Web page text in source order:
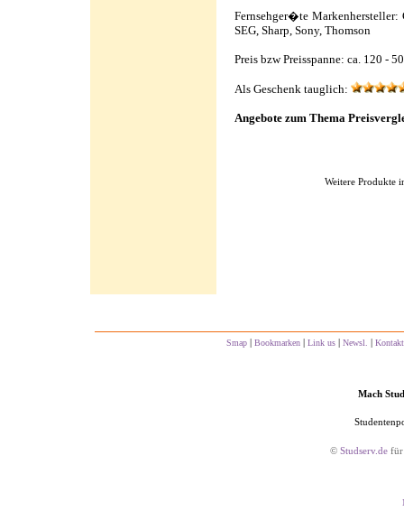
Fernsehger�te Markenhersteller:
SEG, Sharp, Sony, Thomson
Preis bzw Preisspanne: ca. 120 -
Als Geschenk tauglich:
Angebote zum Thema
Weitere Produkte
Smap | Bookmarken | Link us | Newsl. | Kontakt
Mach
© Studserv.de für